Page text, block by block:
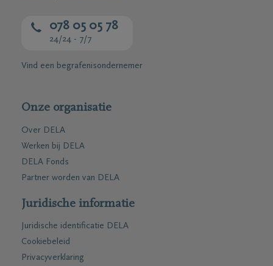
078 05 05 78
24/24 - 7/7
Vind een begrafenisondernemer
Onze organisatie
Over DELA
Werken bij DELA
DELA Fonds
Partner worden van DELA
Juridische informatie
Juridische identificatie DELA
Cookiebeleid
Privacyverklaring